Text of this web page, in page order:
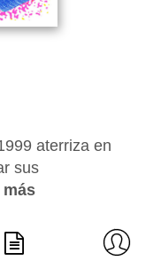
aterriza en
sus
más